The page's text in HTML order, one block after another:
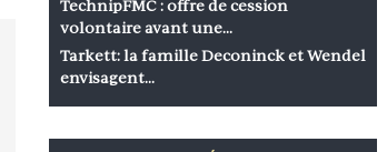
TechnipFMC : offre de cession
volontaire avant une…
Tarkett: la famille Deconinck et Wendel
envisagent…